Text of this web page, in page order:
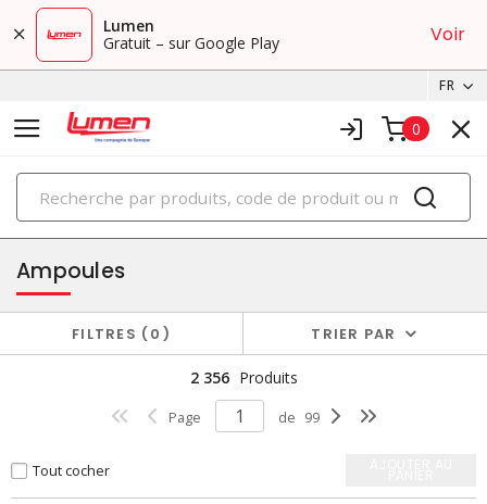
Lumen
Gratuit – sur Google Play
Voir
FR
0
PRODUITS
éclairage
Ampoules
FILTRES 0 TRIER PAR
2 356 Produits
Page de 99
Tout cocher